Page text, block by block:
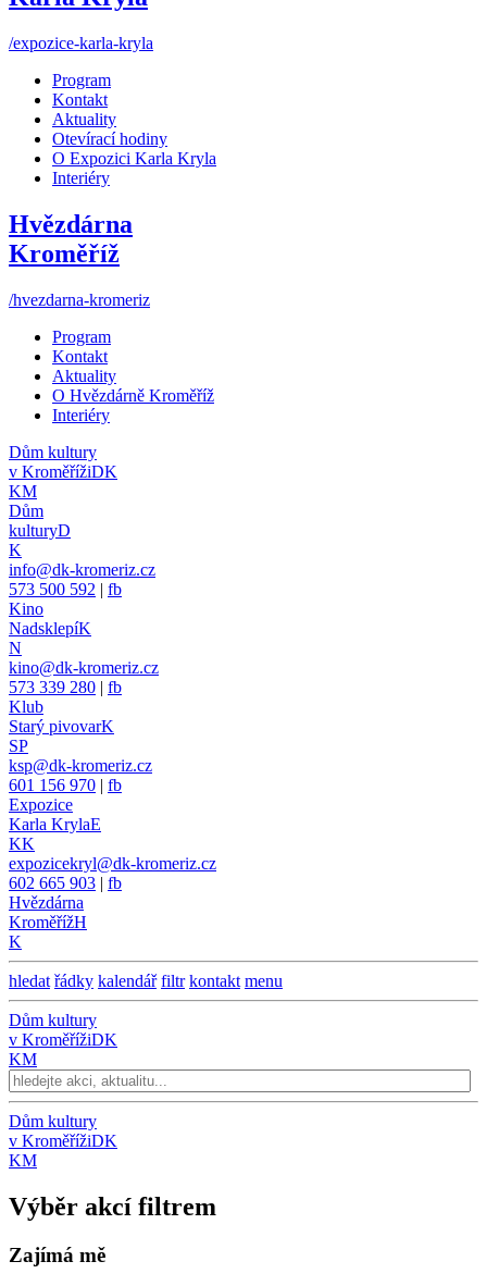
/expozice-karla-kryla
Program
Kontakt
Aktuality
Otevírací hodiny
O Expozici Karla Kryla
Interiéry
Hvězdárna
Kroměříž
/hvezdarna-kromeriz
Program
Kontakt
Aktuality
O Hvězdárně Kroměříž
Interiéry
Dům kultury
v KroměřížiDK
KM
Dům
kulturyD
K
info@dk-kromeriz.cz
573 500 592 | fb
Kino
NadsklepíK
N
kino@dk-kromeriz.cz
573 339 280 | fb
Klub
Starý pivovarK
SP
ksp@dk-kromeriz.cz
601 156 970 | fb
Expozice
Karla KrylaE
KK
expozicekryl@dk-kromeriz.cz
602 665 903 | fb
Hvězdárna
KroměřížH
K
hledat řádky kalendář filtr kontakt menu
Dům kultury
v KroměřížiDK
KM
Dům kultury
v KroměřížiDK
KM
Výběr akcí filtrem
Zajímá mě